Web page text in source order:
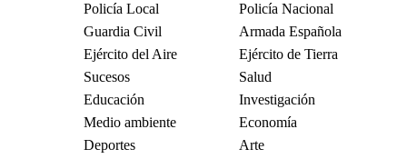
Policía Local
Policía Nacional
Guardia Civil
Armada Española
Ejército del Aire
Ejército de Tierra
Sucesos
Salud
Educación
Investigación
Medio ambiente
Economía
Deportes
Arte